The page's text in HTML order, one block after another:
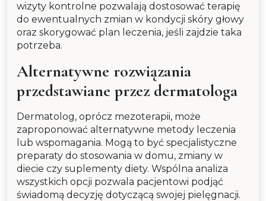
wizyty kontrolne pozwalają dostosować terapię
do ewentualnych zmian w kondycji skóry głowy
oraz skorygować plan leczenia, jeśli zajdzie taka
potrzeba.
Alternatywne rozwiązania
przedstawiane przez dermatologa
Dermatolog, oprócz mezoterapii, może
zaproponować alternatywne metody leczenia
lub wspomagania. Mogą to być specjalistyczne
preparaty do stosowania w domu, zmiany w
diecie czy suplementy diety. Wspólna analiza
wszystkich opcji pozwala pacjentowi podjąć
świadomą decyzję dotyczącą swojej pielęgnacji.